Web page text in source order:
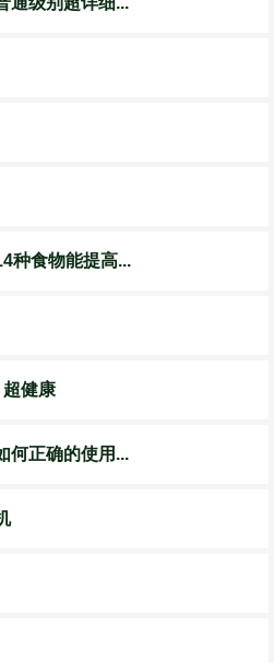
种食物能提高...
健康
何正确的使用...